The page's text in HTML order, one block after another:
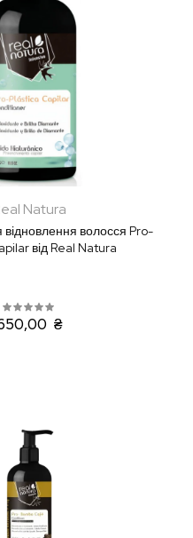
Natura
відновлення волосся Pro-
від Real Natura
₴